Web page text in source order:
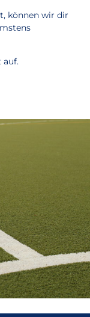
können wir dir
auf.